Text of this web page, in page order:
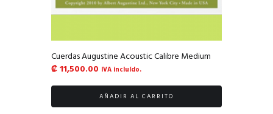
Cuerdas Augustine Acoustic Calibre Medium
₡11,500.00 IVA incluído.
AÑADIR AL CARRITO